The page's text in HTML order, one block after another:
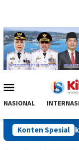
Mobile
NASIONAL
Konten Spesial
Beras ke Alor